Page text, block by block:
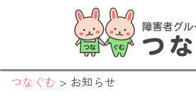
つなぐむ お知らせ